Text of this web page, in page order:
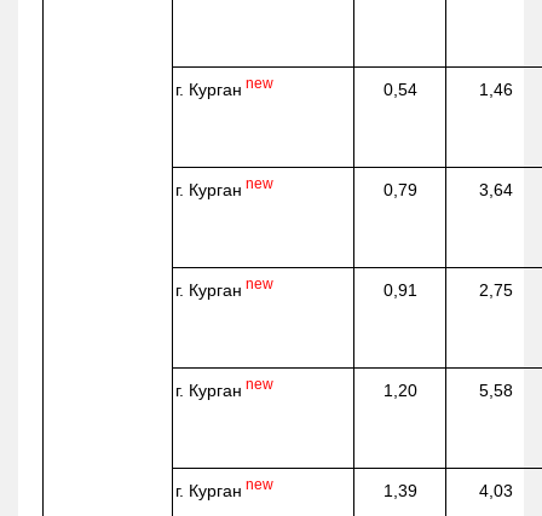
г. Курган new 0,54 1,46
г. Курган new 0,79 3,64
г. Курган new 0,91 2,75
г. Курган new 1,20 5,58
г. Курган new 1,39 4,03